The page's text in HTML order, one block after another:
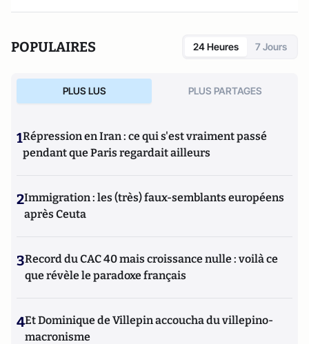
POPULAIRES 24 Heures 7 Jours
PLUS LUS PLUS PARTAGES
1Répression en Iran : ce qui s'est vraiment passé
pendant que Paris regardait ailleurs
2Immigration : les (très) faux-semblants européens
après Ceuta
3Record du CAC 40 mais croissance nulle : voilà ce
que révèle le paradoxe français
4Et Dominique de Villepin accoucha du villepino-
macronisme